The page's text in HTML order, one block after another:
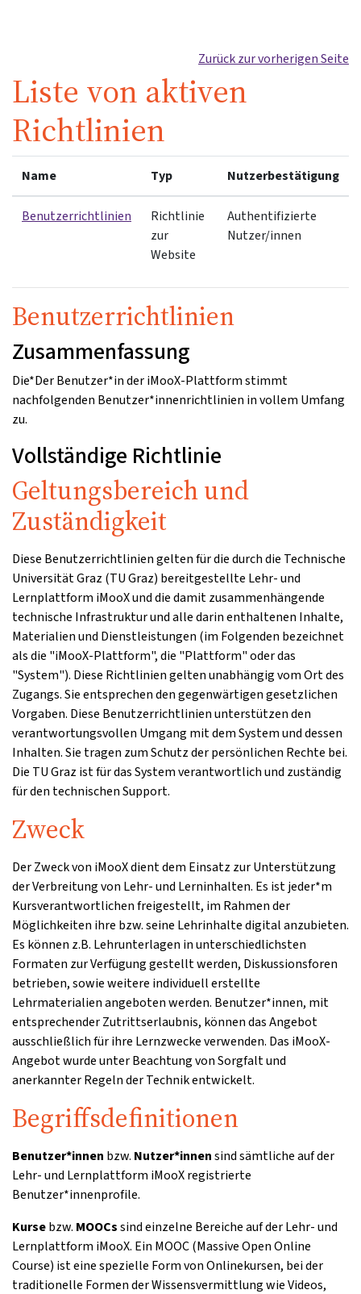
Zurück zur vorherigen Seite
Liste von aktiven
Richtlinien
Name Typ Nutzerbestätigung
Benutzerrichtlinien
Richtlinie
zur
Website
Authentifizierte
Nutzer/innen
Benutzerrichtlinien
Zusammenfassung
Die*Der Benutzer*in der iMooX-Plattform stimmt
nachfolgenden Benutzer*innenrichtlinien in vollem Umfang
zu.
Vollständige Richtlinie
Geltungsbereich und
Zuständigkeit
Diese Benutzerrichtlinien gelten für die durch die Technische
Universität Graz (TU Graz) bereitgestellte Lehr- und
Lernplattform iMooX und die damit zusammenhängende
technische Infrastruktur und alle darin enthaltenen Inhalte,
Materialien und Dienstleistungen (im Folgenden bezeichnet
als die "iMooX-Plattform", die "Plattform" oder das
"System"). Diese Richtlinien gelten unabhängig vom Ort des
Zugangs. Sie entsprechen den gegenwärtigen gesetzlichen
Vorgaben. Diese Benutzerrichtlinien unterstützen den
verantwortungsvollen Umgang mit dem System und dessen
Inhalten. Sie tragen zum Schutz der persönlichen Rechte bei.
Die TU Graz ist für das System verantwortlich und zuständig
für den technischen Support.
Zweck
Der Zweck von iMooX dient dem Einsatz zur Unterstützung
der Verbreitung von Lehr- und Lerninhalten. Es ist jeder*m
Kursverantwortlichen freigestellt, im Rahmen der
Möglichkeiten ihre bzw. seine Lehrinhalte digital anzubieten.
Es können z.B. Lehrunterlagen in unterschiedlichsten
Formaten zur Verfügung gestellt werden, Diskussionsforen
betrieben, sowie weitere individuell erstellte
Lehrmaterialien angeboten werden. Benutzer*innen, mit
entsprechender Zutrittserlaubnis, können das Angebot
ausschließlich für ihre Lernzwecke verwenden. Das iMooX-
Angebot wurde unter Beachtung von Sorgfalt und
anerkannter Regeln der Technik entwickelt.
Begriffsdefinitionen
Benutzer*innen bzw. Nutzer*innensind sämtliche auf der
Lehr- und Lernplattform iMooX registrierte
Benutzer*innenprofile.
Kursebzw. MOOCssind einzelne Bereiche auf der Lehr- und
Lernplattform iMooX. Ein MOOC (Massive Open Online
Course) ist eine spezielle Form von Onlinekursen, bei der
traditionelle Formen der Wissensvermittlung wie Videos,